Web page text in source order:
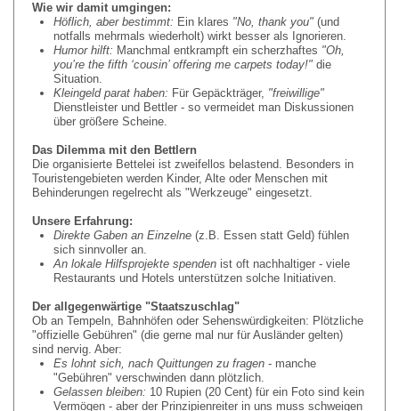
Wie wir damit umgingen:
Höflich, aber bestimmt: Ein klares "No, thank you" (und
notfalls mehrmals wiederholt) wirkt besser als Ignorieren.
Humor hilft: Manchmal entkrampft ein scherzhaftes "Oh,
you’re the fifth ‘cousin’ offering me carpets today!" die
Situation.
Kleingeld parat haben: Für Gepäckträger, "freiwillige"
Dienstleister und Bettler - so vermeidet man Diskussionen
über größere Scheine.
Das Dilemma mit den Bettlern
Die organisierte Bettelei ist zweifellos belastend. Besonders in
Touristengebieten werden Kinder, Alte oder Menschen mit
Behinderungen regelrecht als "Werkzeuge" eingesetzt.
Unsere Erfahrung:
Direkte Gaben an Einzelne (z.B. Essen statt Geld) fühlen
sich sinnvoller an.
An lokale Hilfsprojekte spenden ist oft nachhaltiger - viele
Restaurants und Hotels unterstützen solche Initiativen.
Der allgegenwärtige "Staatszuschlag"
Ob an Tempeln, Bahnhöfen oder Sehenswürdigkeiten: Plötzliche
"offizielle Gebühren" (die gerne mal nur für Ausländer gelten)
sind nervig. Aber:
Es lohnt sich, nach Quittungen zu fragen - manche
"Gebühren" verschwinden dann plötzlich.
Gelassen bleiben: 10 Rupien (20 Cent) für ein Foto sind kein
Vermögen - aber der Prinzipienreiter in uns muss schweigen